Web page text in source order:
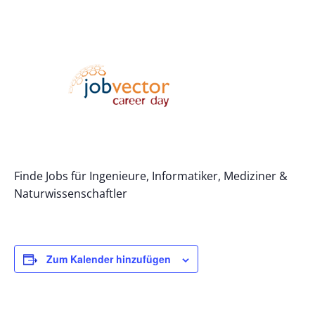
Finde Jobs für Ingenieure, Informatiker, Mediziner &
Naturwissenschaftler
Zum Kalender hinzufügen